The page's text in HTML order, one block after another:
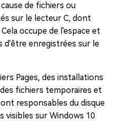
de fichiers ou
sur le lecteur C, dont
occupe de l'espace et
d'être enregistrées sur le
Pages, des installations
fichiers temporaires et
responsables du disque
visibles sur Windows 10.